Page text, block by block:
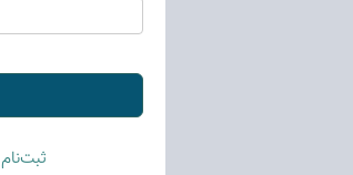
ثبت‌نام